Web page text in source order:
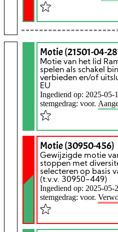
Motie (21501-04-
Motie van het lid
spelen als schakel
verbieden en/of
EU
Ingediend op: 2025-05-
stemgedrag: voor.
Motie (30950-456)
Gewijzigde motie
stoppen met
selecteren op basis
(t.v.v. 30950-449)
Ingediend op: 2025-05-
stemgedrag: voor.